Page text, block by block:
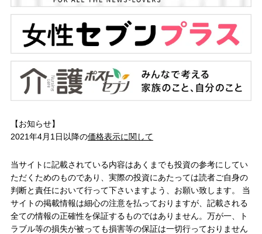
【お知らせ】
2021年4月1日以降の価格表示に関して
当サイトに記載されている内容はあくまでも投資の参考にしてい
ただくためのものであり、実際の投資にあたっては読者ご自身の
判断と責任において行って下さいますよう、お願い致します。 当
サイトの掲載情報は細心の注意を払っておりますが、記載される
全ての情報の正確性を保証するものではありません。万が一、ト
ラブル等の損失が被っても損害等の保証は一切行っておりません